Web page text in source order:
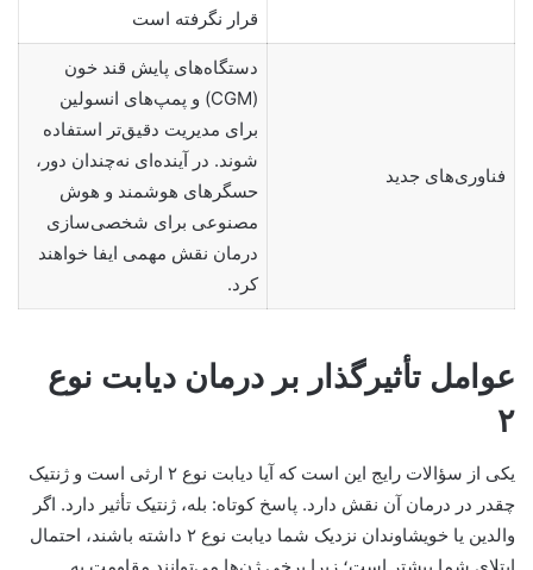
قرار نگرفته است
فناوری‌های جدید
دستگاه‌های پایش قند خون
(CGM) و پمپ‌های انسولین
برای مدیریت دقیق‌تر استفاده
شوند. در آینده‌ای نه‌چندان دور،
حسگرهای هوشمند و هوش
مصنوعی برای شخصی‌سازی
درمان نقش مهمی ایفا خواهند
کرد.
عوامل تأثیرگذار بر درمان دیابت نوع
۲
یکی از سؤالات رایج این است که آیا دیابت نوع ۲ ارثی است و ژنتیک
چقدر در درمان آن نقش دارد. پاسخ کوتاه: بله، ژنتیک تأثیر دارد. اگر
والدین یا خویشاوندان نزدیک شما دیابت نوع ۲ داشته باشند، احتمال